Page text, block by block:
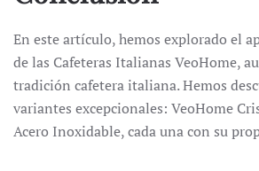
En este artículo, hemos explorado el
de las Cafeteras Italianas VeoHome,
tradición cafetera italiana.Hemos
variantes excepcionales: VeoHome
Acero Inoxidable, cada una con su